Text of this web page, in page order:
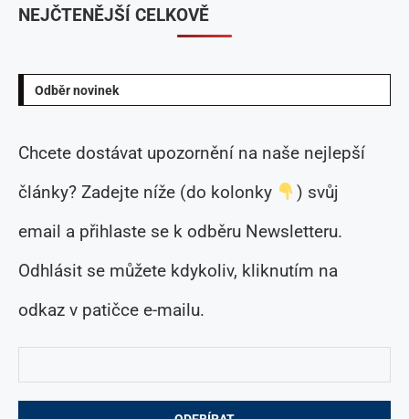
Odběr novinek
Chcete dostávat upozornění na naše nejlepší
články? Zadejte níže (do kolonky
) svůj
email a přihlaste se k odběru Newsletteru.
Odhlásit se můžete kdykoliv, kliknutím na
odkaz v patičce e-mailu.
NEJČTENĚJŠÍ CELKOVĚ